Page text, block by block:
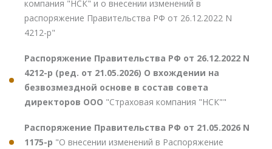
компания "НСК" и о внесении изменений в
распоряжение Правительства РФ от 26.12.2022 N
4212-р"
Распоряжение Правительства РФ от 26.12.2022 N
4212-р (ред. от 21.05.2026) О вхождении на
безвозмездной основе в состав совета
директоров ООО "Страховая компания "НСК""
Распоряжение Правительства РФ от 21.05.2026 N
1175-р "О внесении изменений в Распоряжение